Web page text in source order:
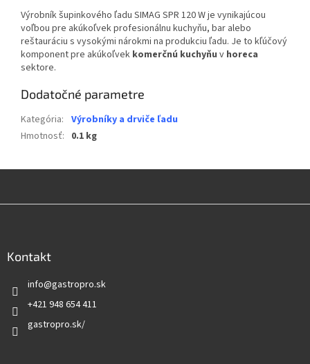
Výrobník šupinkového ľadu SIMAG SPR 120 W je vynikajúcou
voľbou pre akúkoľvek profesionálnu kuchyňu, bar alebo
reštauráciu s vysokými nárokmi na produkciu ľadu. Je to kľúčový
komponent pre akúkoľvek komerčnú kuchyňu v horeca
sektore.
Dodatočné parametre
Kategória: Výrobníky a drviče ľadu
Hmotnosť: 0.1 kg
Kontakt
info@gastropro.sk
+421 948 654 411
gastropro.sk/